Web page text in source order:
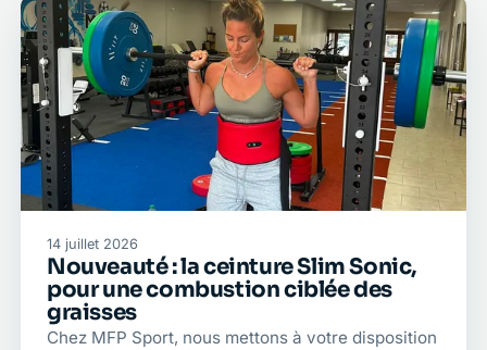
14 juillet 2026
Nouveauté : la ceinture Slim Sonic,
pour une combustion ciblée des
graisses
Chez MFP Sport, nous mettons à votre disposition